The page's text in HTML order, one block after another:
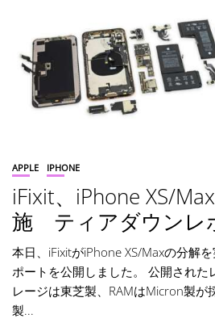
APPLE IPHONE
iFixit、iPhone XS/
施 ティアダウンレ
本日、iFixitがiPhone XS/Maxの分解
ポートを公開しました。 公開された
レージは東芝製、RAMはMicron製が
製...